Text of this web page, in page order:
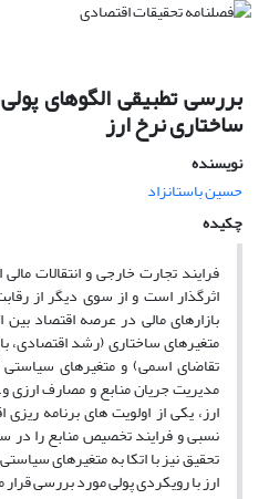
بررسی تطبیقی الگوهای
ساختاری نرخ ارز
نویسنده
حسین باستانزاد
چکیده
فرایند تجارت خارجی و انتقالات
اثرگذار است و از سوی دیگر از
بازارهای مالی در عرصه اقتصاد
متغیرهای ساختاری (رشد اقتصادی،
تقاضای اسمی) و متغیرهای سیاستی
مدیریت جریان منابع و مصارف ارزی
ارز، یکی از اولویت های برنامه
نسبی و فرایند تخصیص منابع را در
تحقیق نیز با اتکا به متغیرهای
ارز با رویکردی پولی مورد بررسی